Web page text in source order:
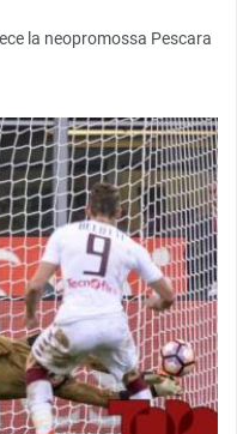
la neopromossa Pescara